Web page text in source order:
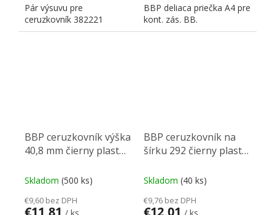
Pár výsuvu pre
ceruzkovník 382221
BBP deliaca priečka A4 pre
kont. zás. BB.
BBP ceruzkovník výška
40,8 mm čierny plast
Skladom (500 ks)
€9,60 bez DPH
€11,81
BBP ceruzkovník na
šírku 292 čierny plast
Skladom (40 ks)
€9,76 bez DPH
€12,01